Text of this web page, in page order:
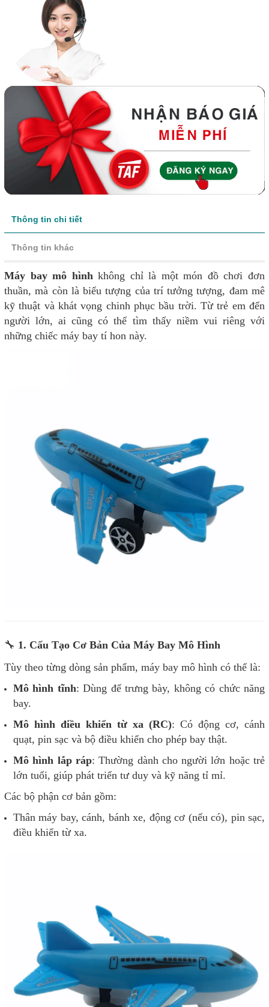
Thông tin chi tiết
Thông tin khác
Máy bay mô hìnhkhông chỉ là một món đồ chơi đơn
thuần, mà còn là biểu tượng của trí tưởng tượng, đam mê
kỹ thuật và khát vọng chinh phục bầu trời. Từ trẻ em đến
người lớn, ai cũng có thể tìm thấy niềm vui riêng với
những chiếc máy bay tí hon này.
🔧 1. Cấu Tạo Cơ Bản Của Máy Bay Mô Hình
Tùy theo từng dòng sản phẩm, máy bay mô hình có thể là:
Mô hình tĩnh: Dùng để trưng bày, không có chức năng
bay.
Mô hình điều khiển từ xa (RC): Có động cơ, cánh
quạt, pin sạc và bộ điều khiển cho phép bay thật.
Mô hình lắp ráp: Thường dành cho người lớn hoặc trẻ
lớn tuổi, giúp phát triển tư duy và kỹ năng tỉ mỉ.
Các bộ phận cơ bản gồm:
Thân máy bay, cánh, bánh xe, động cơ (nếu có), pin sạc,
điều khiển từ xa.